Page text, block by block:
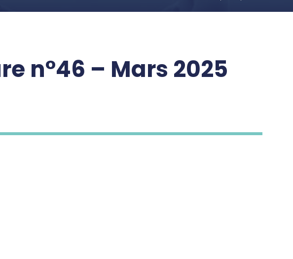
n°46 – Mars 2025